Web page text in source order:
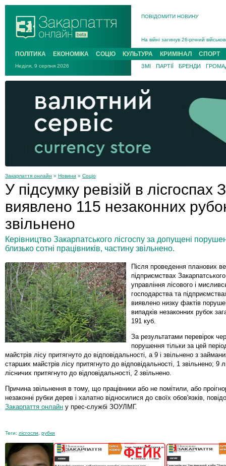
ПОВІДОМИТИ НОВИНУ
Підтвердили загибель
На війні загинув 26-річний
ПОЛІТИКА ЕКОНОМІКА СОЦІО КУЛЬТУРА КРИМІНАЛ СПОРТ
Неділя, 9 серпня 2026 ЗМІ ПАРТІЇ БРЕНДИ
Закарпаття онлайн » Новини » Соціо
У підсумку ревізій в лісгоспах
виявлено 115 незаконних
звільнено
Керівництво Закарпатського лісгоспу за допущені
близько сотні працівників, частину звільнено.
Після проведення планових
підприємствах
управління лісового і
господарства та
виявлено низку фактів
випадків незаконних рубок
191 куб.
За результатами перевірок
порушення тільки за цей
майстрів лісу притягнуто до відповідальності, а 9 і звільнено з
старших майстрів лісу притягнуто до відповідальності, 1 звільнено; 9
лісничих притягнуто до відповідальності, 2 звільнено.
Причина звільнення в тому, що працівники або не помітили, або
незаконні рубки дерев і халатно відносилися до своїх обов'язків,
Закарпаття онлайн у прес-службі ЗОУЛМГ.
Теги: лісгоспи рубки